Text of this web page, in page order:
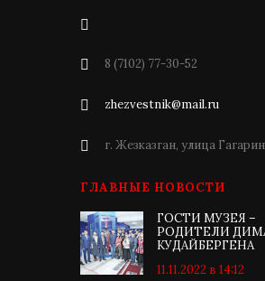
8 (7102) 77-30-52
zhezvestnik@mail.ru
г. Жезказган, улица
ГЛАВНЫЕ НОВОСТИ
ГОСТИ МУЗЕЯ –
РОДИТЕЛИ
КУДАЙБЕРГЕНА
11.11.2022 в 14:12